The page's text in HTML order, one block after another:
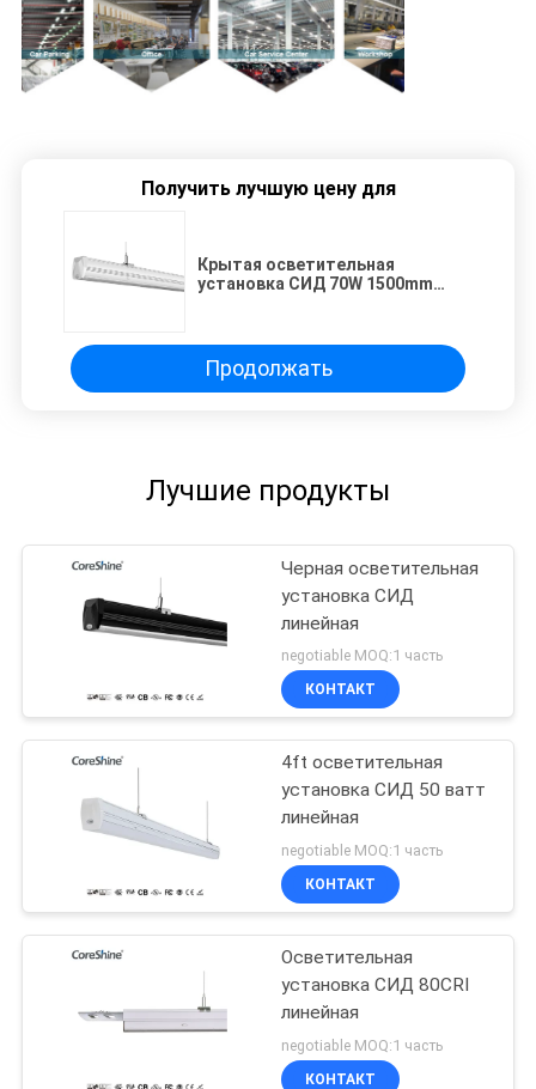
Получить лучшую цену для
Крытая осветительная
установка СИД 70W 1500mm
Продолжать
Лучшие продукты
Черная осветительная
установка СИД
линейная
negotiable MOQ:1 часть
КОНТАКТ
4ft осветительная
установка СИД 50 ватт
линейная
negotiable MOQ:1 часть
КОНТАКТ
Осветительная
установка СИД 80CRI
линейная
negotiable MOQ:1 часть
КОНТАКТ